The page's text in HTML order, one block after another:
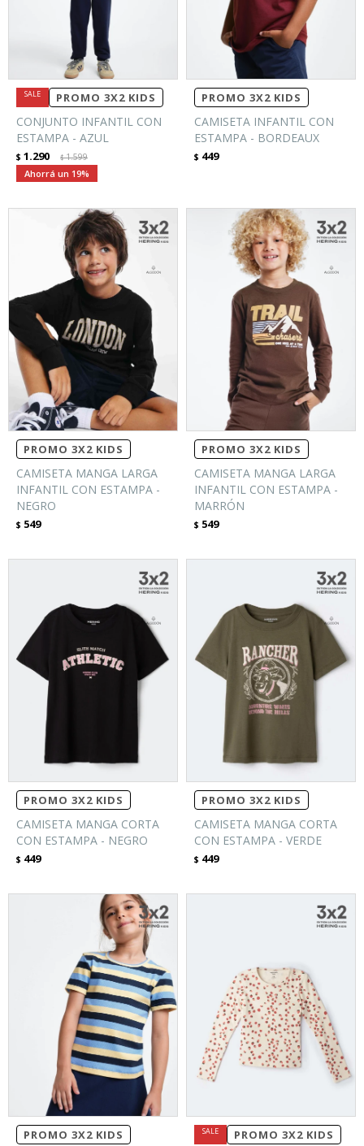
PROMO 3X2 KIDS
CONJUNTO INFANTIL CON
ESTAMPA - AZUL
$ 1.290 $1.599
19
PROMO 3X2 KIDS
CAMISETA INFANTIL CON
ESTAMPA - BORDEAUX
$ 449
PROMO 3X2 KIDS
CAMISETA MANGA LARGA
INFANTIL CON ESTAMPA -
NEGRO
$ 549
PROMO 3X2 KIDS
CAMISETA MANGA LARGA
INFANTIL CON ESTAMPA -
MARRÓN
$ 549
PROMO 3X2 KIDS
CAMISETA MANGA CORTA
CON ESTAMPA - NEGRO
$ 449
PROMO 3X2 KIDS
CAMISETA MANGA CORTA
CON ESTAMPA - VERDE
$ 449
PROMO 3X2 KIDS PROMO 3X2 KIDS